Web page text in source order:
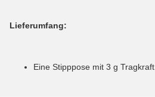
Lieferumfang:
Eine Stipppose mit 3 g Tragkraft.